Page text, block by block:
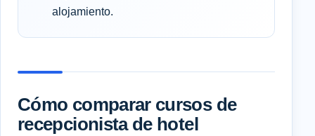
alojamiento.
Cómo comparar cursos de
recepcionista de hotel